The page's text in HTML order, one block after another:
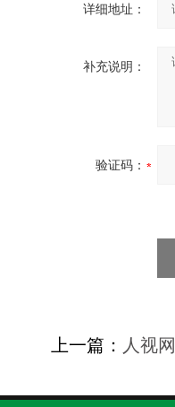
详细地址：
补充说明：
验证码：
上一篇： 人视